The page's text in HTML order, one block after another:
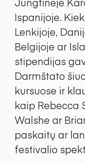
Ispanijoje.
Lenkijoje,
Belgijoje ar
stipendijas
Darmštato
kursuose ir
kaip Rebecca
Walshe ar
paskaitų ar
festivalio